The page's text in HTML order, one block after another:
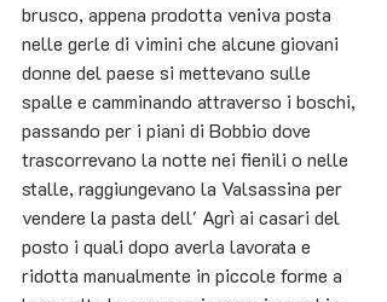
brusco, appena prodotta veniva posta
nelle gerle di vimini che alcune giovani
donne del paese si mettevano sulle
spalle e camminando attraverso i boschi,
passando per i piani di Bobbio dove
trascorrevano la notte nei fienili o nelle
stalle, raggiungevano la Valsassina per
vendere la pasta dell' Agrì ai casari del
posto i quali dopo averla lavorata e
ridotta manualmente in piccole forme a